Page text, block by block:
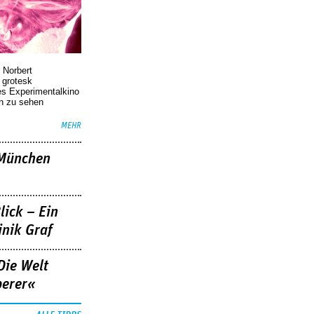
Experimentalkino
zu sehen
MEHR
– Ein
Graf
Welt